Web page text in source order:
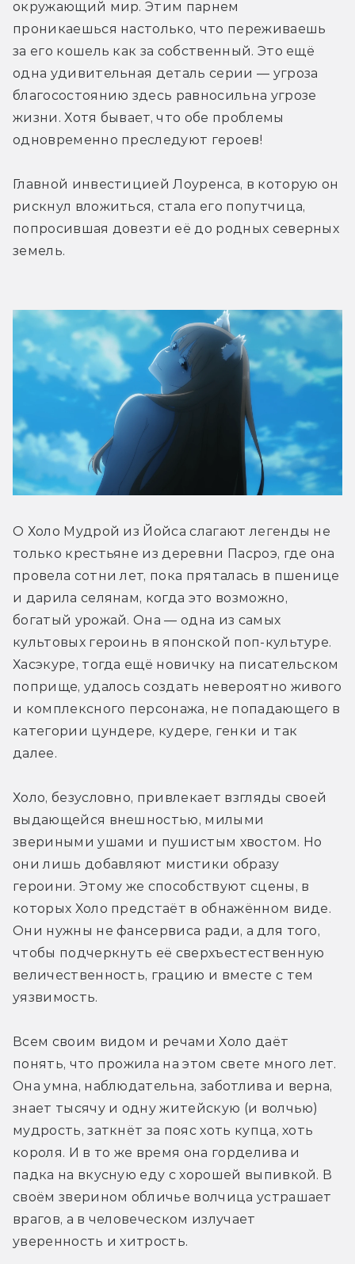
окружающий мир. Этим парнем
проникаешься настолько, что переживаешь
за его кошель как за собственный. Это ещё
одна удивительная деталь серии — угроза
благосостоянию здесь равносильна угрозе
жизни. Хотя бывает, что обе проблемы
одновременно преследуют героев!
Главной инвестицией Лоуренса, в которую он
рискнул вложиться, стала его попутчица,
попросившая довезти её до родных северных
земель.
О Холо Мудрой из Йойса слагают легенды не
только крестьяне из деревни Пасроэ, где она
провела сотни лет, пока пряталась в пшенице
и дарила селянам, когда это возможно,
богатый урожай. Она — одна из самых
культовых героинь в японской поп-культуре.
Хасэкуре, тогда ещё новичку на писательском
поприще, удалось создать невероятно живого
и комплексного персонажа, не попадающего в
категории цундере, кудере, генки и так
далее.
Холо, безусловно, привлекает взгляды своей
выдающейся внешностью, милыми
звериными ушами и пушистым хвостом. Но
они лишь добавляют мистики образу
героини. Этому же способствуют сцены, в
которых Холо предстаёт в обнажённом виде.
Они нужны не фансервиса ради, а для того,
чтобы подчеркнуть её сверхъестественную
величественность, грацию и вместе с тем
уязвимость.
Всем своим видом и речами Холо даёт
понять, что прожила на этом свете много лет.
Она умна, наблюдательна, заботлива и верна,
знает тысячу и одну житейскую (и волчью)
мудрость, заткнёт за пояс хоть купца, хоть
короля. И в то же время она горделива и
падка на вкусную еду с хорошей выпивкой. В
своём зверином обличье волчица устрашает
врагов, а в человеческом излучает
уверенность и хитрость.